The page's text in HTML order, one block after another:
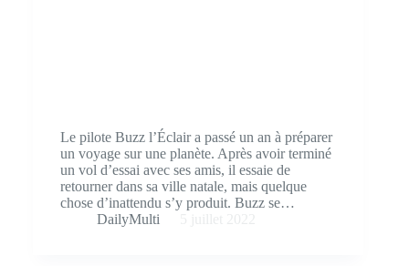
Le pilote Buzz l’Éclair a passé un an à préparer
un voyage sur une planète. Après avoir terminé
un vol d’essai avec ses amis, il essaie de
retourner dans sa ville natale, mais quelque
chose d’inattendu s’y produit. Buzz se…
DailyMulti